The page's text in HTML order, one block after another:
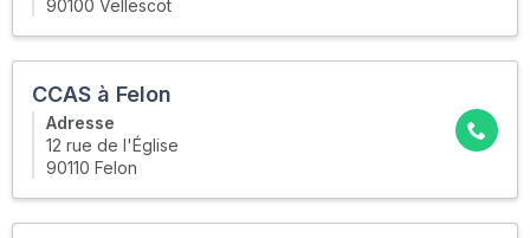
90100 Vellescot
CCAS à Felon
Adresse
12 rue de l'Église
90110 Felon